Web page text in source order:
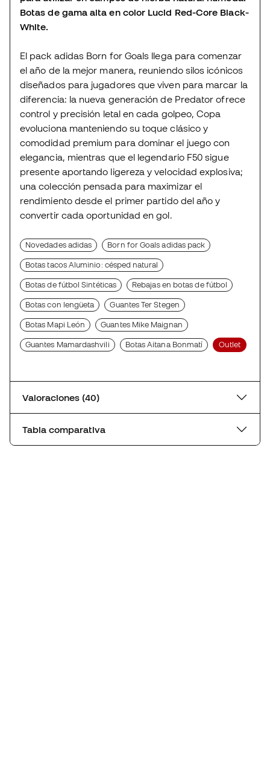
Botas de gama alta en color Lucid Red-Core Black-
White.
El pack adidas Born for Goals llega para comenzar
el año de la mejor manera, reuniendo silos icónicos
diseñados para jugadores que viven para marcar la
diferencia: la nueva generación de Predator ofrece
control y precisión letal en cada golpeo, Copa
evoluciona manteniendo su toque clásico y
comodidad premium para dominar el juego con
elegancia, mientras que el legendario F50 sigue
presente aportando ligereza y velocidad explosiva;
una colección pensada para maximizar el
rendimiento desde el primer partido del año y
convertir cada oportunidad en gol.
Novedades adidas Born for Goals adidas pack
Botas tacos Aluminio: césped natural
Botas de fútbol Sintéticas Rebajas en botas de fútbol
Botas con lengüeta Guantes Ter Stegen
Botas Mapi León Guantes Mike Maignan
Guantes Mamardashvili Botas Aitana Bonmatí Outlet
Valoraciones (40)
Tabla comparativa